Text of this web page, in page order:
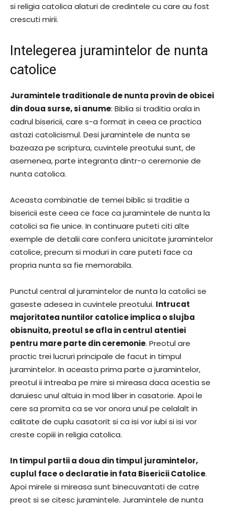
si religia catolica alaturi de credintele cu care au fost
crescuti mirii.
Intelegerea juramintelor de nunta
catolice
Juramintele traditionale de nunta provin de obicei
din doua surse, si anume: Biblia si traditia orala in
cadrul bisericii, care s-a format in ceea ce practica
astazi catolicismul. Desi juramintele de nunta se
bazeaza pe scriptura, cuvintele preotului sunt, de
asemenea, parte integranta dintr-o ceremonie de
nunta catolica.
Aceasta combinatie de temei biblic si traditie a
bisericii este ceea ce face ca juramintele de nunta la
catolici sa fie unice. In continuare puteti citi alte
exemple de detalii care confera unicitate juramintelor
catolice, precum si moduri in care puteti face ca
propria nunta sa fie memorabila.
Punctul central al juramintelor de nunta la catolici se
gaseste adesea in cuvintele preotului. Intrucat
majoritatea nuntilor catolice implica o slujba
obisnuita, preotul se afla in centrul atentiei
pentru mare parte din ceremonie. Preotul are
practic trei lucruri principale de facut in timpul
juramintelor. In aceasta prima parte a juramintelor,
preotul ii intreaba pe mire si mireasa daca acestia se
daruiesc unul altuia in mod liber in casatorie. Apoi le
cere sa promita ca se vor onora unul pe celalalt in
calitate de cuplu casatorit si ca isi vor iubi si isi vor
creste copiii in religia catolica.
In timpul partii a doua din timpul juramintelor,
cuplul face o declaratie in fata Bisericii Catolice.
Apoi mirele si mireasa sunt binecuvantati de catre
preot si se citesc juramintele. Juramintele de nunta